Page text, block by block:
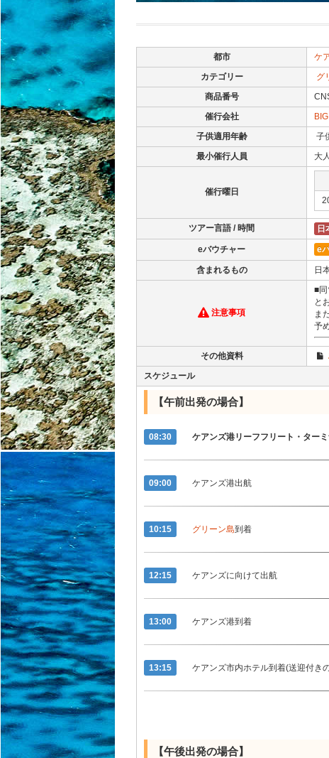
都市
ケ
カテゴリー
グ
商品番号
催行会社
子供適用年齢
子
最小催行人員
大
催行曜日
ツアー言語 / 時間 日
eバウチャー e
含まれるもの 日
注意事項
■同
と
ま
予
その他資料
スケジュール
【午前出発の場合】
08:30 ケアンズ港リーフフリート・ター
09:00 ケアンズ港出航
10:15 グリーン島到着
12:15 ケアンズに向けて出航
13:00 ケアンズ港到着
13:15 ケアンズ市内ホテル到着(送迎付き
【午後出発の場合】